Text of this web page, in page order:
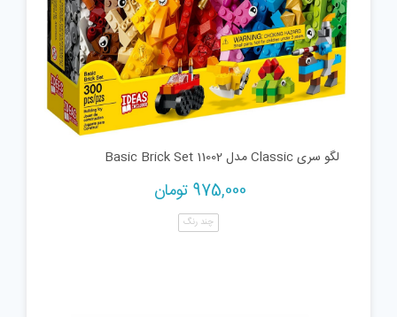
لگو سری Classic مدل 11002 Basic Brick Set
975,000 تومان
چند رنگ